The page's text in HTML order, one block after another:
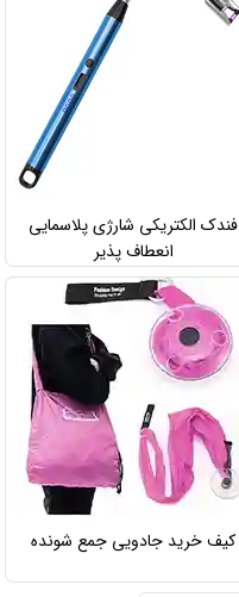
فندک الکتریکی شارژی پلاسمایی
انعطاف پذیر
کیف خرید جادویی جمع شونده